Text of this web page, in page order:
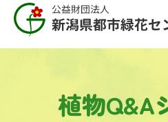
植物Q&A